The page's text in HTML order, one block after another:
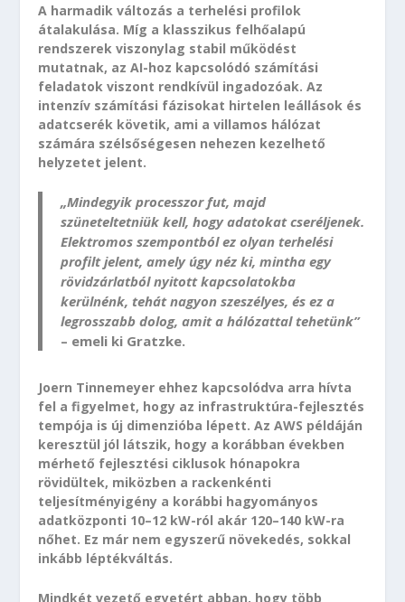
A harmadik változás a terhelési profilok
átalakulása. Míg a klasszikus felhőalapú
rendszerek viszonylag stabil működést
mutatnak, az AI-hoz kapcsolódó számítási
feladatok viszont rendkívül ingadozóak. Az
intenzív számítási fázisokat hirtelen leállások és
adatcserék követik, ami a villamos hálózat
számára szélsőségesen nehezen kezelhető
helyzetet jelent.
„Mindegyik processzor fut, majd
szüneteltetniük kell, hogy adatokat cseréljenek.
Elektromos szempontból ez olyan terhelési
profilt jelent, amely úgy néz ki, mintha egy
rövidzárlatból nyitott kapcsolatokba
kerülnénk, tehát nagyon szeszélyes, és ez a
legrosszabb dolog, amit a hálózattal tehetünk”
– emeli ki Gratzke.
Joern Tinnemeyer ehhez kapcsolódva arra hívta
fel a figyelmet, hogy az infrastruktúra-fejlesztés
tempója is új dimenzióba lépett. Az AWS példáján
keresztül jól látszik, hogy a korábban években
mérhető fejlesztési ciklusok hónapokra
rövidültek, miközben a rackenkénti
teljesítményigény a korábbi hagyományos
adatközponti 10–12 kW-ról akár 120–140 kW-ra
nőhet. Ez már nem egyszerű növekedés, sokkal
inkább léptékváltás.
Mindkét vezető egyetért abban, hogy több